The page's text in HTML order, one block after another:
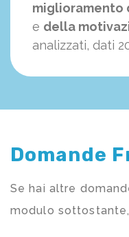
miglioramento
e della
analizzati, dati
Domande
Se hai altre
modulo